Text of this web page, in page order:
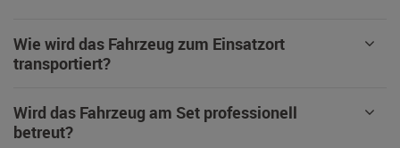
Wie wird das Fahrzeug zum Einsatzort
transportiert?
Wird das Fahrzeug am Set professionell
betreut?